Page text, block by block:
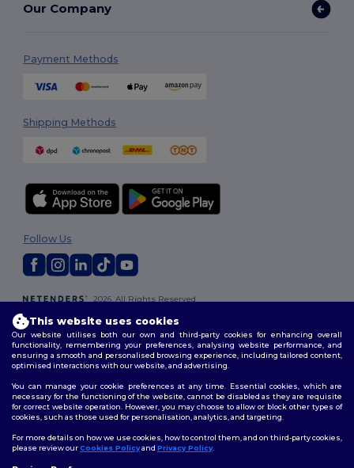
Our Company
Payment Methods
Shipping Methods
2026. All Rights Reserved
Terms & Conditions
Customization Policy
Policy|Site Map
Follow Us
This website uses cookies
Our website utilises both our own and third-party cookies for enhancing overall
functionality, remembering your preferences, analysing website performance, and
ensuring a smooth and personalised browsing experience, including tailored content,
optimised interactions with our website, and advertising.
You can manage your cookie preferences at any time. Essential cookies, which are
necessary for the functioning of the website, cannot be disabled as they are requisite
for correct website operation. However, you may choose to allow or block other types of
cookies, such as those used for personalisation, analytics, and targeting.
For more details on how we use cookies, how to control them, and on third-party cookies,
please review ourCookies Policyand Privacy Policy.